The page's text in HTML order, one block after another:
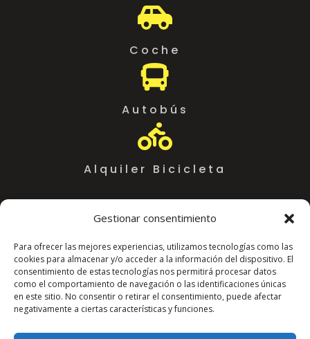
Gestionar consentimiento
Para ofrecer las mejores experiencias, utilizamos tecnologías como las
cookies para almacenar y/o acceder a la información del dispositivo. El
consentimiento de estas tecnologías nos permitirá procesar datos
como el comportamiento de navegación o las identificaciones únicas
en este sitio. No consentir o retirar el consentimiento, puede afectar
negativamente a ciertas características y funciones.

Coche

Autobús

Alquiler Bicicleta